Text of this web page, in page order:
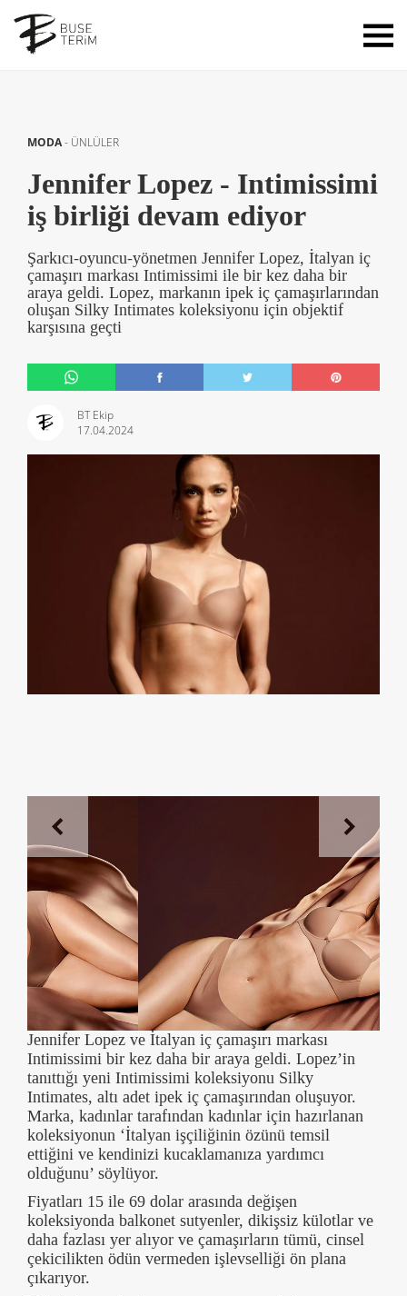
MODA- ÜNLÜLER
Jennifer Lopez - Intimissimi
iş birliği devam ediyor
Şarkıcı-oyuncu-yönetmen Jennifer Lopez, İtalyan iç
çamaşırı markası Intimissimi ile bir kez daha bir
araya geldi. Lopez, markanın ipek iç çamaşırlarından
oluşan Silky Intimates koleksiyonu için objektif
karşısına geçti
BT Ekip
17.04.2024
Jennifer Lopez ve İtalyan iç çamaşırı markası
Intimissimi bir kez daha bir araya geldi. Lopez’in
tanıttığı yeni Intimissimi koleksiyonu Silky
Intimates, altı adet ipek iç çamaşırından oluşuyor.
Marka, kadınlar tarafından kadınlar için hazırlanan
koleksiyonun ‘İtalyan işçiliğinin özünü temsil
ettiğini ve kendinizi kucaklamanıza yardımcı
olduğunu’ söylüyor.
Fiyatları 15 ile 69 dolar arasında değişen
koleksiyonda balkonet sutyenler, dikişsiz külotlar ve
daha fazlası yer alıyor ve çamaşırların tümü, cinsel
çekicilikten ödün vermeden işlevselliği ön plana
çıkarıyor.